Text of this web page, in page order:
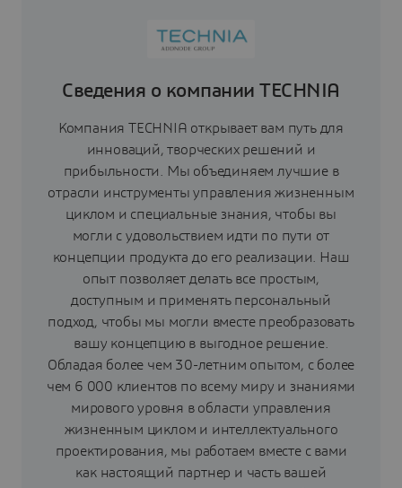
Сведения о компании TECHNIA
Компания TECHNIA открывает вам путь для
инноваций, творческих решений и
прибыльности. Мы объединяем лучшие в
отрасли инструменты управления жизненным
циклом и специальные знания, чтобы вы
могли с удовольствием идти по пути от
концепции продукта до его реализации. Наш
опыт позволяет делать все простым,
доступным и применять персональный
подход, чтобы мы могли вместе преобразовать
вашу концепцию в выгодное решение.
Обладая более чем 30-летним опытом, с более
чем 6 000 клиентов по всему миру и знаниями
мирового уровня в области управления
жизненным циклом и интеллектуального
проектирования, мы работаем вместе с вами
как настоящий партнер и часть вашей